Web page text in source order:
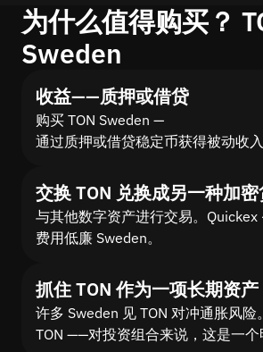
为什么值得购买？
Sweden
收益——质押或借贷
购买 TON Sweden —
通过质押或借贷稳定币获得被动收入
交换 TON 兑换成另一种加
与其他数字资产进行交易。Quickex
费用低廉 Sweden。
抓住 TON 作为一项长期资产
许多 Sweden 见 TON 对冲通胀风险
TON ——对投资组合来说，这是一个